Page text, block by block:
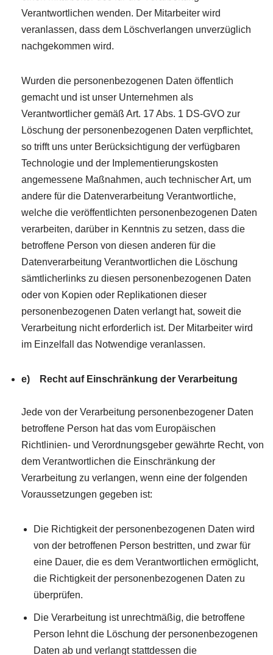
Verantwortlichen wenden. Der Mitarbeiter wird
veranlassen, dass dem Löschverlangen unverzüglich
nachgekommen wird.
Wurden die personenbezogenen Daten öffentlich
gemacht und ist unser Unternehmen als
Verantwortlicher gemäß Art. 17 Abs. 1 DS-GVO zur
Löschung der personenbezogenen Daten verpflichtet,
so trifft uns unter Berücksichtigung der verfügbaren
Technologie und der Implementierungskosten
angemessene Maßnahmen, auch technischer Art, um
andere für die Datenverarbeitung Verantwortliche,
welche die veröffentlichten personenbezogenen Daten
verarbeiten, darüber in Kenntnis zu setzen, dass die
betroffene Person von diesen anderen für die
Datenverarbeitung Verantwortlichen die Löschung
sämtlicherlinks zu diesen personenbezogenen Daten
oder von Kopien oder Replikationen dieser
personenbezogenen Daten verlangt hat, soweit die
Verarbeitung nicht erforderlich ist. Der Mitarbeiter wird
im Einzelfall das Notwendige veranlassen.
e) Recht auf Einschränkung der Verarbeitung
Jede von der Verarbeitung personenbezogener Daten
betroffene Person hat das vom Europäischen
Richtlinien- und Verordnungsgeber gewährte Recht, von
dem Verantwortlichen die Einschränkung der
Verarbeitung zu verlangen, wenn eine der folgenden
Voraussetzungen gegeben ist:
Die Richtigkeit der personenbezogenen Daten wird
von der betroffenen Person bestritten, und zwar für
eine Dauer, die es dem Verantwortlichen ermöglicht,
die Richtigkeit der personenbezogenen Daten zu
überprüfen.
Die Verarbeitung ist unrechtmäßig, die betroffene
Person lehnt die Löschung der personenbezogenen
Daten ab und verlangt stattdessen die